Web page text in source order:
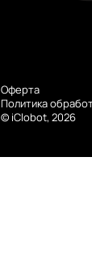
Оферта
Политика
© iClobot, 2026